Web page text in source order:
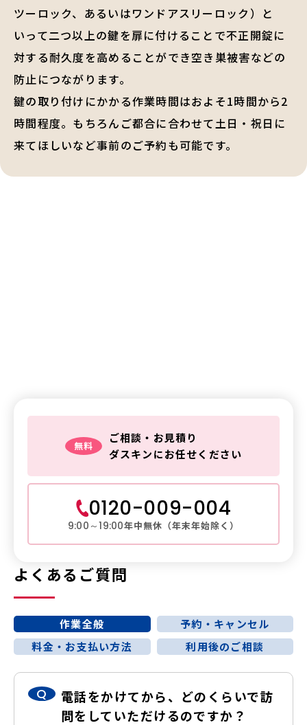
ツーロック、あるいはワンドアスリーロック）と
いって二つ以上の鍵を扉に付けることで不正開錠に
対する耐久度を高めることができ空き巣被害などの
防止につながります。
鍵の取り付けにかかる作業時間はおよそ1時間から2
時間程度。もちろんご都合に合わせて土日・祝日に
来てほしいなど事前のご予約も可能です。
無料
ご相談・お見積り
ダスキンにお任せください
0120-009-004
9:00～19:00年中無休（年末年始除く）
よくあるご質問
作業全般
予約・キャンセル
料金・お支払い方法
利用後のご相談
Q
電話をかけてから、どのくらいで訪
問をしていただけるのですか？